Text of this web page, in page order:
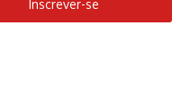
Inscrever-se